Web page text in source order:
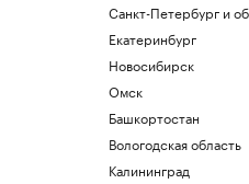
Санкт-Петербург и
Екатеринбург
Новосибирск
Омск
Башкортостан
Вологодская область
Калининград